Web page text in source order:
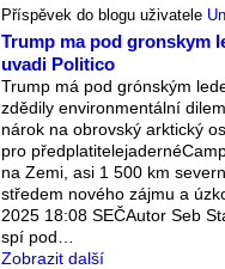
Příspěvek do blogu uživatele
Trump ma pod gronskym
uvadi Politico
Trump má pod grónským
zdědily environmentální
nárok na obrovský arktický
pro
na Zemi, asi 1 500 km
středem nového zájmu a
2025 18:08 SEČAutor Seb
spí pod…
Zobrazit další